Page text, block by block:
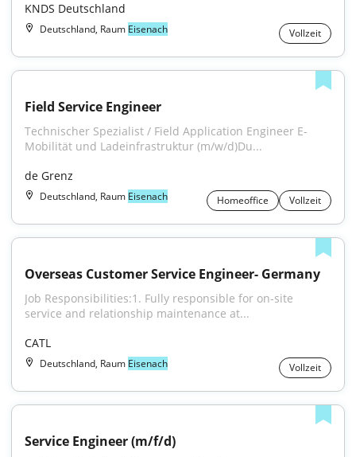
KNDS Deutschland
Deutschland, Raum Eisenach Vollzeit
Field Service Engineer
Technischer Spezialist / Field Application Engineer E-
Mobilität und Ladeinfrastruktur (m/w/d)Du...
de Grenz
Deutschland, Raum Eisenach Homeoffice Vollzeit
Overseas Customer Service Engineer- Germany
Job Responsibilities:1. Fully responsible for on-site
service and relationship maintenance at...
CATL
Deutschland, Raum Eisenach Vollzeit
Service Engineer (m/f/d)